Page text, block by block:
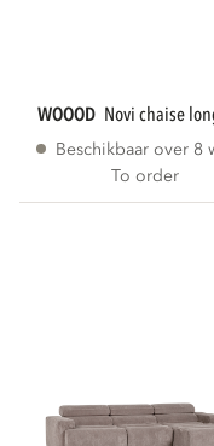
WOOOD novi chaise
To order